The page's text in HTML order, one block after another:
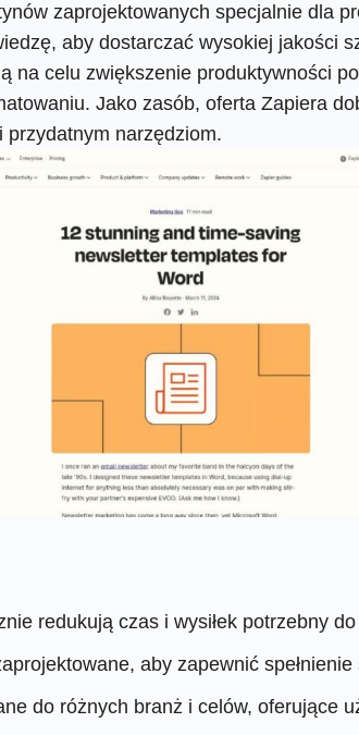
zaprojektowanych specjalnie dla
aby dostarczać wysokiej jakości
na celu zwiększenie produktywności
Jako zasób, oferta Zapiera
narzędziom.
redukują czas i wysiłek potrzebny
aby zapewnić
do różnych branż i celów, oferujące